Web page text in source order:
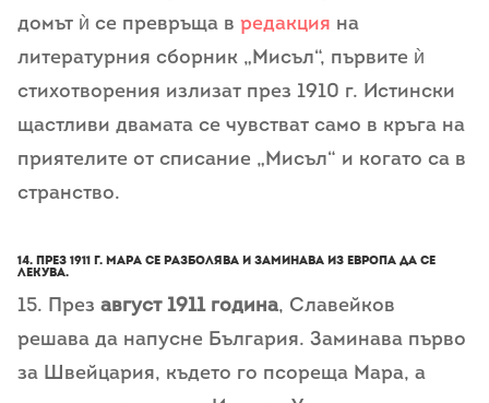
домът ѝ се превръща в редакция на
литературния сборник „Мисъл“, първите ѝ
стихотворения излизат през 1910 г. Истински
щастливи двамата се чувстват само в кръга на
приятелите от списание „Мисъл“ и когато са в
странство.
14. През 1911 г. Мара се разболява и заминава из Европа да се
лекува.
15. През август 1911 година, Славейков
решава да напусне България. Заминава първо
за Швейцария, където го псореща Мара, а